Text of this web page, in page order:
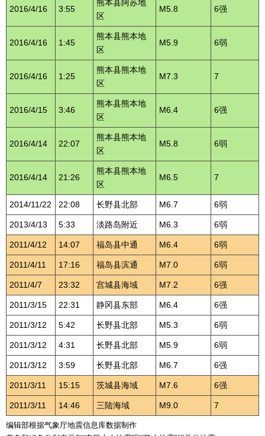
2016/4/16 3:55
熊本县阿苏地
区
M5.8 6强
2016/4/16 1:45
熊本县熊本地
区
M5.9 6弱
2016/4/16 1:25
熊本县熊本地
区
M7.3 7
2016/4/15 3:46
熊本县熊本地
区
M6.4 6强
2016/4/14 22:07
熊本县熊本地
区
M5.8 6弱
2016/4/14 21:26
熊本县熊本地
区
M6.5 7
2014/11/22 22:08 长野县北部 M6.7 6弱
2013/4/13 5:33 淡路岛附近 M6.3 6弱
2011/4/12 14:07 福岛县中通 M6.4 6弱
2011/4/11 17:16 福岛县滨通 M7.0 6弱
2011/4/7 23:32 宫城县海域 M7.2 6强
2011/3/15 22:31 静冈县东部 M6.4 6强
2011/3/12 5:42 长野县北部 M5.3 6弱
2011/3/12 4:31 长野县北部 M5.9 6弱
2011/3/12 3:59 长野县北部 M6.7 6强
2011/3/11 15:15 茨城县海域 M7.6 6强
2011/3/11 14:46 三陆海域 M9.0 7
编辑部根据气象厅地震信息库数据制作